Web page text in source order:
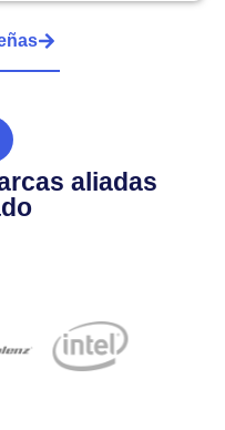
aliadas